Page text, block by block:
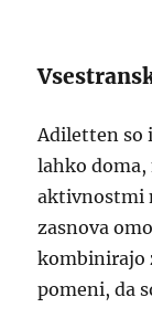
Adiletten so
lahko doma,
aktivnostmi
zasnova
kombinirajo
pomeni, da